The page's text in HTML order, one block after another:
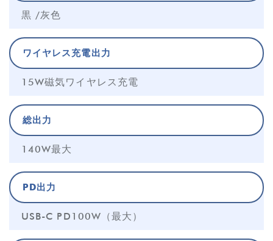
黒 /灰色
ワイヤレス充電出力
15W磁気ワイヤレス充電
総出力
140W最大
PD出力
USB-C PD100W（最大）